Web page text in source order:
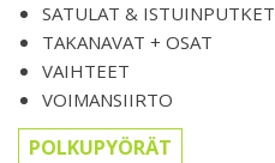
SATULAT & ISTUINPUTKET
TAKANAVAT + OSAT
VAIHTEET
VOIMANSIIRTO
POLKUPYÖRÄT